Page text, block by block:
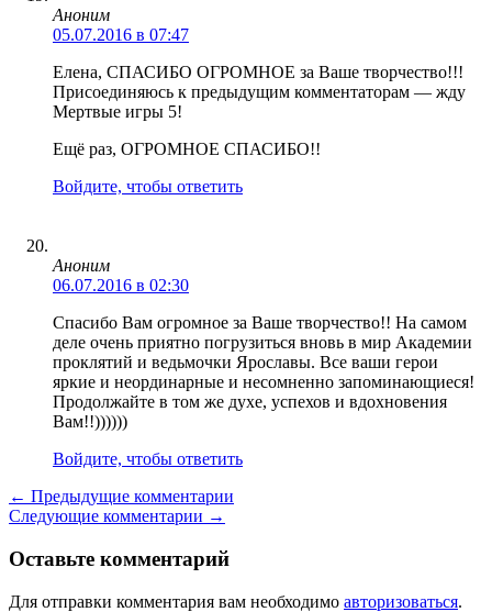
Аноним
05.07.2016 в 07:47
Елена, СПАСИБО ОГРОМНОЕ за Ваше творчество!!!
Присоединяюсь к предыдущим комментаторам — жду
Мертвые игры 5!
Ещё раз, ОГРОМНОЕ СПАСИБО!!
Войдите, чтобы ответить
Аноним
06.07.2016 в 02:30
Спасибо Вам огромное за Ваше творчество!! На самом
деле очень приятно погрузиться вновь в мир Академии
проклятий и ведьмочки Ярославы. Все ваши герои
яркие и неординарные и несомненно запоминающиеся!
Продолжайте в том же духе, успехов и вдохновения
Вам!!))))))
Войдите, чтобы ответить
Навигация
по
комментариям
← Предыдущие комментарии
Следующие комментарии →
Оставьте комментарий
Для отправки комментария вам необходимо авторизоваться.